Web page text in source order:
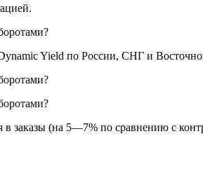
Yield по России, СНГ и
заказы (на 5—7% по сравнению с